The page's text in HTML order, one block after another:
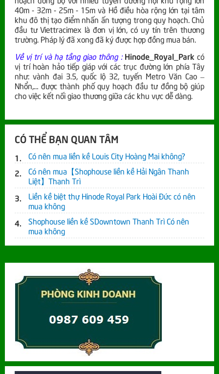
40m - 32m - 25m - 15m và Hồ điều hòa rộng lớn tại tâm
khu đô thị tạo điểm nhấn ấn tượng trong quy hoạch. Chủ
đầu tư Viettracimex là đơn vị lớn, có uy tín trên thương
trường. Pháp lý đã xong đã ký được hợp đồng mua bán.
Về vị trí và hạ tầng giao thông : Hinode_Royal_Park có
vị trí hoàn hảo tiếp giáp với các trục đường lớn phía Tây
như: vành đai 3.5, quốc lộ 32, tuyến Metro Văn Cao –
Nhổn,… được thành phố quy hoạch đầu tư đồng bộ giúp
cho việc kết nối giao thương giữa các khu vực dễ dàng.
CÓ THỂ BẠN QUAN TÂM
Có nên mua liền kề Louis City Hoàng Mai không?
Có nên mua【Shophouse liền kề Hải Ngân Thanh
Liệt】Thanh Trì
Liền kề biệt thự Hinode Royal Park Hoài Đức có nên
mua không
Shophouse liền kề SDowntown Thanh Trì Có nên
mua không